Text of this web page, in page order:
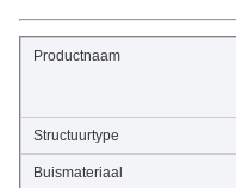
Productnaam
Structuurtype
Buismateriaal